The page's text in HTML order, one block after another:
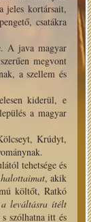
jeles kortársait,
csatákra
A java magyar
megvont
a szellem és
kiderül, e
a magyar
Krúdyt,
tehetsége és
, akik
költőt, Ratkó
a leváltásra ítélt
szólhatna itt és